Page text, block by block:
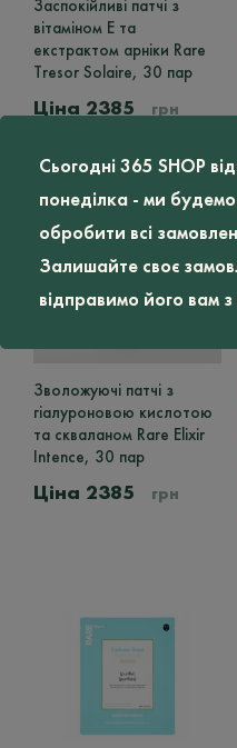
Сьогодні 365 SHOP
понеділка - ми будемо
обробити всі
Залишайте своє
відправимо його вам
Заспокійливі патчі з
вітаміном Е та
екстрактом арніки Rare
Tresor Solaire, 30 пар
2385 грн
Зволожуючі патчі з
гіалуроновою кислотою
та скваланом Rare Elixir
Intence, 30 пар
2385 грн